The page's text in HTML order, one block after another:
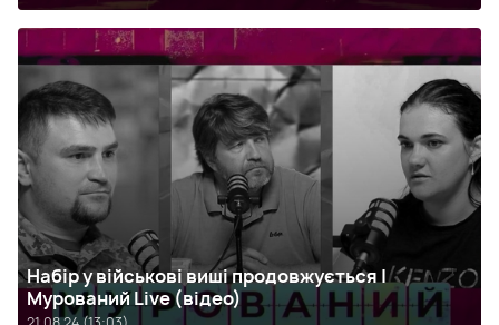
Набір у військові виші продовжується |
Мурований Live (відео)